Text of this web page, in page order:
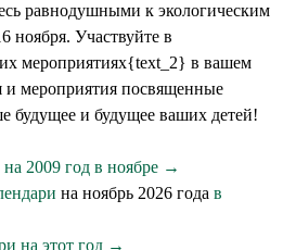
равнодушными к экологическим
ноября. Участвуйте в
мероприятиях{text_2} в вашем
и мероприятия посвященные
будущее и будущее ваших детей!
2009 год в ноябре →
на ноябрь 2026 года в
на этот год →